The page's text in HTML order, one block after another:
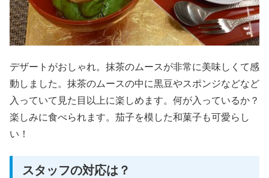
デザートがおしゃれ。抹茶のムースが非常に美味しくて感
動しました。抹茶のムースの中に黒豆やスポンジなどなど
入っていて見た目以上に楽しめます。何が入っているか？
楽しみに食べられます。茄子を模した和菓子も可愛らし
い！
スタッフの対応は？